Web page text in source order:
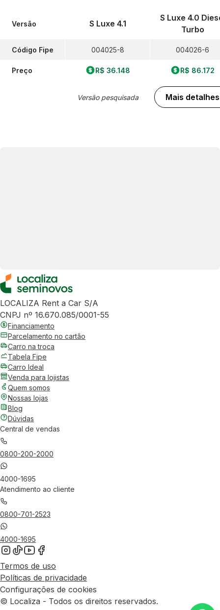
Versão
Código Fipe
Preço
S Luxe 4.1
004025-8
R$ 36.148
Versão pesquisada
S Luxe 4.0
Turbo
004026-6
R$ 86.172
Mais detalhes
LOCALIZA Rent a Car S/A
CNPJ nº 16.670.085/0001-55
Financiamento
Parcelamento no cartão
Carro na troca
Tabela Fipe
Carro Ideal
Venda para lojistas
Quem somos
Nossas lojas
Blog
Dúvidas
Central de vendas
0800-200-2000
4000-1695
Atendimento ao cliente
0800-701-2523
4000-1695
Termos de uso
Políticas de privacidade
Configurações de cookies
© Localiza - Todos os direitos reservados.